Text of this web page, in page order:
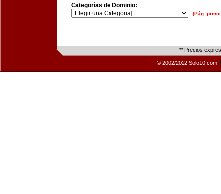
Categorías de Dominio:
[Pág.
** Precios
© 2002/2022 Solo10.com